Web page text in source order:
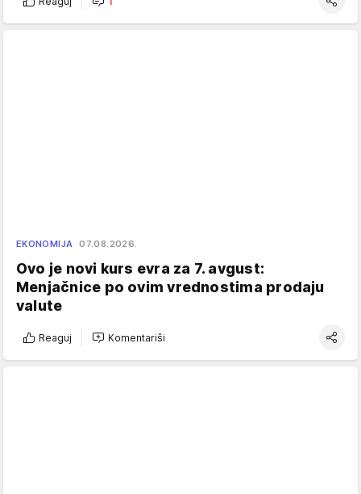
EKONOMIJA 07.08.2026.
Ovo je novi kurs evra za 7. avgust:
Menjačnice po ovim vrednostima prodaju
valute
Reaguj Komentariši